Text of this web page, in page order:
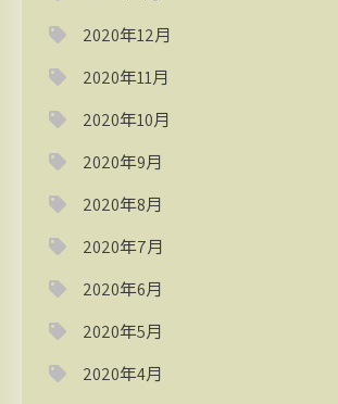
2020年12月
2020年11月
2020年10月
2020年9月
2020年8月
2020年7月
2020年6月
2020年5月
2020年4月